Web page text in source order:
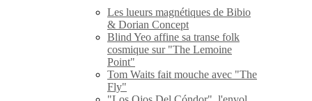
Les lueurs magnétiques de Bibio
& Dorian Concept
Blind Yeo affine sa transe folk
cosmique sur "The Lemoine
Point"
Tom Waits fait mouche avec "The
Fly"